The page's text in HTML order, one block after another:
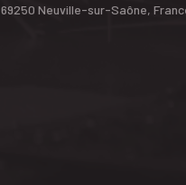
69250 Neuville-sur-Saône,